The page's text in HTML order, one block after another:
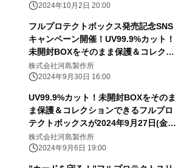
2024年10月2日 20:00
フルプロテクトボックス発売記念SNS
キャンペーン開催！UV99.9%カット！
未開封BOXをそのまま保護＆コレクシ
ョンできるフルプロテクトボックスが
2024年9月27日(金)から発売開始！
株式会社河島製作所
2024年9月30日 16:00
UV99.9%カット！未開封BOXをそのま
ま保護＆コレクションできるフルプロ
テクトボックスが2024年9月27日(金)
発売！
株式会社河島製作所
2024年9月6日 19:00